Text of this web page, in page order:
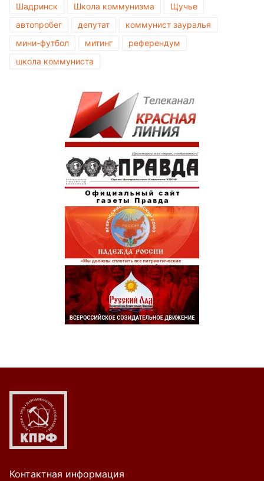
Шадринск
Школа коммунизма
Щучье
автопробег
депутат
коммунист зауралья
мини-футбол
митинг
референдум
школа коммуниста
Контактная информация